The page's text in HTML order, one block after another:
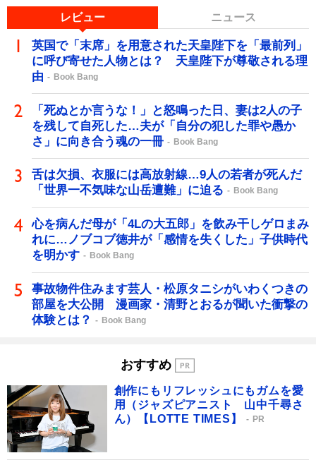
レビュー ニュース
英国で「末席」を用意された天皇陛下を「最前列」
に呼び寄せた人物とは？ 天皇陛下が尊敬される理
由
Book Bang
「死ぬとか言うな！」と怒鳴った日、妻は2人の子
を残して自死した…夫が「自分の犯した罪や愚か
さ」に向き合う魂の一冊
Book Bang
舌は欠損、衣服には高放射線…9人の若者が死んだ
「世界一不気味な山岳遭難」に迫る
Book Bang
心を病んだ母が「4Lの大五郎」を飲み干しゲロまみ
れに…ノブコブ徳井が「感情を失くした」子供時代
を明かす
Book Bang
事故物件住みます芸人・松原タニシがいわくつきの
部屋を大公開 漫画家・清野とおるが聞いた衝撃の
体験とは？
Book Bang
おすすめ
創作にもリフレッシュにもガムを愛
用（ジャズピアニスト 山中千尋さ
ん）【LOTTE TIMES】
PR